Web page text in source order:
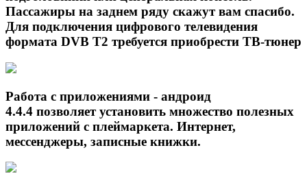
Пассажиры на заднем ряду скажут вам спасибо.
Для подключения цифрового телевидения
формата DVB T2 требуется приобрести ТВ-тюнер
Работа с приложениями - андроид
4.4.4 позволяет установить множество полезных
приложений с плеймаркета. Интернет,
мессенджеры, записные книжки.